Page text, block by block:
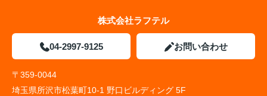
株式会社ラフテル
04-2997-9125 お問い合わせ
〒359-0044
埼玉県所沢市松葉町10-1 野口ビルディング 5F